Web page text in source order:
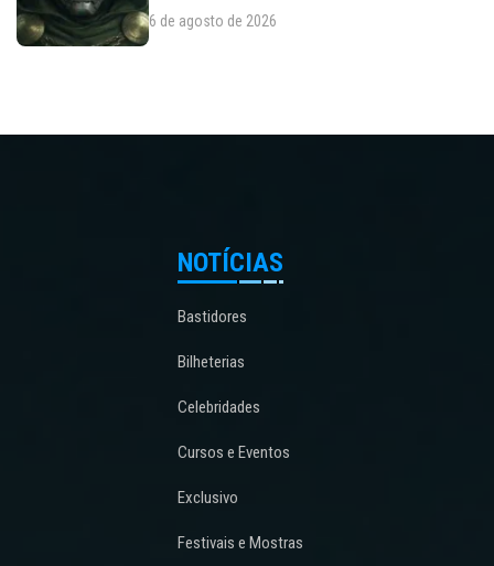
6 de agosto de 2026
NOTÍCIAS
Bastidores
Bilheterias
Celebridades
Cursos e Eventos
Exclusivo
Festivais e Mostras